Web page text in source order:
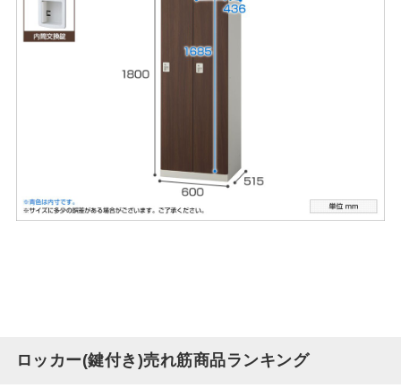
ロッカー(鍵付き)売れ筋商品ランキング